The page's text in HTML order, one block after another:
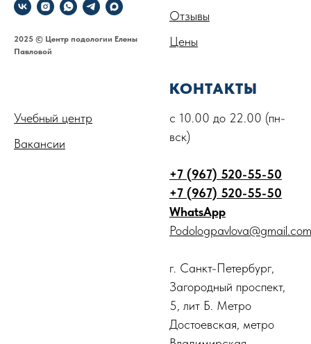
2025 © Центр подологии Елены
Павловой
Отзывы
Цены
Учебный центр
Вакансии
КОНТАКТЫ
с 10.00 до 22.00 (пн-
вск)
+7 (967) 520-55-50
+7 (967) 520-55-50
WhatsApp
Podologpavlova@gmail.com
г. Санкт-Петербург,
Загородный проспект,
5, лит Б. Метро
Достоевская, метро